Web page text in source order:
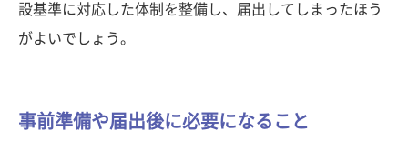
設基準に対応した体制を整備し、届出してしまったほう
がよいでしょう。
事前準備や届出後に必要になること